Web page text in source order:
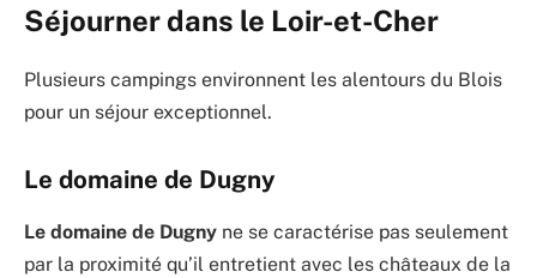
Séjourner dans le Loir-et-Cher
Plusieurs campings environnent les alentours du Blois
pour un séjour exceptionnel.
Le domaine de Dugny
Le domaine de Dugny ne se caractérise pas seulement
par la proximité qu’il entretient avec les châteaux de la